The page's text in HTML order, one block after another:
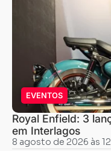
EVENTOS
Royal Enfield: 3
em Interlagos
8 agosto de 2026 às